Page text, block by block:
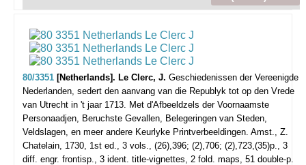
80/3351 [Netherlands]. Le Clerc, J. Geschiedenissen der Vereenigde
Nederlanden, sedert den aanvang van die Republyk tot op den Vrede
van Utrecht in 't jaar 1713. Met d'Afbeeldzels der Voornaamste
Personaadjen, Beruchste Gevallen, Belegeringen van Steden,
Veldslagen, en meer andere Keurlyke Printverbeeldingen. Amst., Z.
Chatelain, 1730, 1st ed., 3 vols., (26),396; (2),706; (2),723,(35)p., 3
diff. engr. frontisp., 3 ident. title-vignettes, 2 fold. maps, 51 double-p.